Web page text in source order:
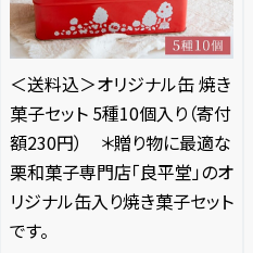
＜送料込＞オリジナル缶 焼き
菓子セット 5種10個入り（寄付
額230円） ＊贈り物に最適な
栗和菓子専門店「良平堂」のオ
リジナル缶入り焼き菓子セット
です。